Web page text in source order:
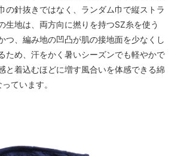
の針抜きではなく、ランダム巾で縦ストラ
生地は、両方向に撚りを持つSZ糸を使う
つ、編み地の凹凸が肌の接地面を少なくし
ため、汗をかく暑いシーズンでも軽やかで
と着込むほどに増す風合いを体感できる綿
ています。